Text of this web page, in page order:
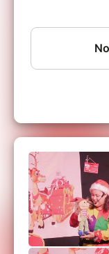
au regret de
enfants de
Les
de billetterie
temps réel.
billet,
l'identification
confirmation
autorise la
garantie pas
suivant (retour
paiement est